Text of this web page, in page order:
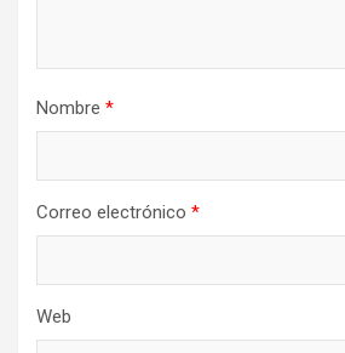
Nombre *
Correo electrónico *
Web